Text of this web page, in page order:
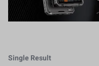
Single Result